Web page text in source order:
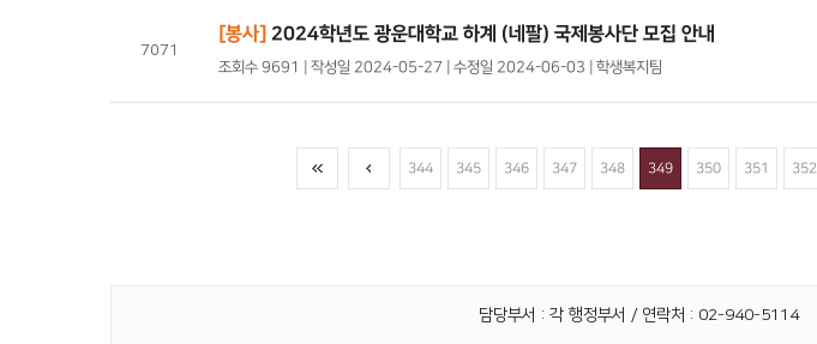
7071
[봉사] 2024학년도 광운대학교 하계 (네팔) 국제봉사단 모집 안내
조회수 9691 | 작성일 2024-05-27 | 수정일 2024-06-03 | 학생복지팀
344 345 346 347 348 349 350 351 352
담당부서 : 각 행정부서 / 연락처 : 02-940-5114